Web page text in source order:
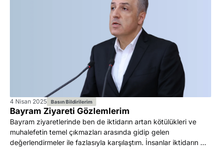
4 Nisan 2025 Basın Bildirilerim
Bayram Ziyareti Gözlemlerim
Bayram ziyaretlerinde ben de iktidarın artan kötülükleri ve
muhalefetin temel çıkmazları arasında gidip gelen
değerlendirmeler ile fazlasıyla karşılaştım. İnsanlar iktidarın ...